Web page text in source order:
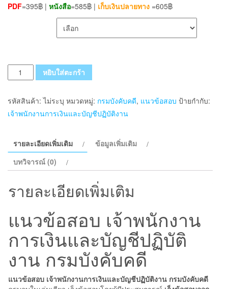
PDF=395฿ | หนังสือ=585฿ | เก็บเงินปลายทาง =605฿
จำนวน
แนว
เจ้า
เงิน
และ
บัญชี
งาน
บังคับ
คดี
ชิ้น
หยิบใส่ตะกร้า
รหัสสินค้า:ไม่ระบุ หมวดหมู่: กรมบังคับคดี, แนวข้อสอบ ป้ายกำกับ:
เจ้าพนักงานการเงินและบัญชีปฏิบัติงาน
รายละเอียดเพิ่มเติม
ข้อมูลเพิ่มเติม
บทวิจารณ์ (0)
รายละเอียดเพิ่มเติม
แนวข้อสอบ เจ้าพนักงาน
การเงินและบัญชีปฏิบัติ
งาน กรมบังคับคดี
แนวข้อสอบ เจ้าพนักงานการเงินและบัญชีปฏิบัติงาน กรมบังคับคดี